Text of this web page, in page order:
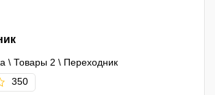
\ Товары 2 \ Переходник
350